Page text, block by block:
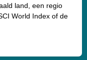
land, een regio
World Index of de